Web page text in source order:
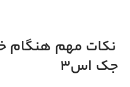
نکات مهم هنگام
جک اس3